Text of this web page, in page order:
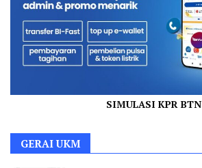
SIMULASI KPR BTN
GERAI UKM